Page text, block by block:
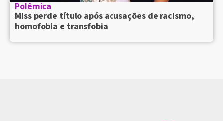
Polêmica
Miss perde título após acusações de racismo,
homofobia e transfobia